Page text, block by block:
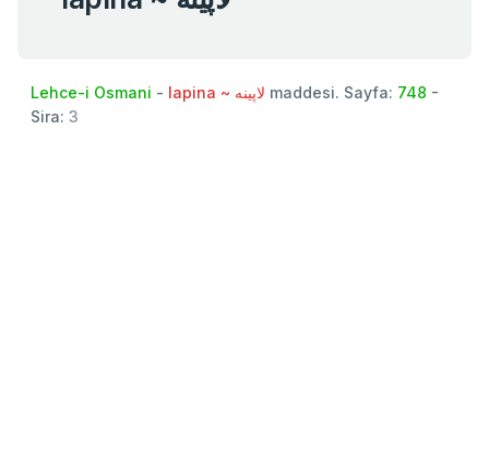
Lehce-i Osmani - lapina ~ لاپينه maddesi. Sayfa: 748 -
Sira: 3